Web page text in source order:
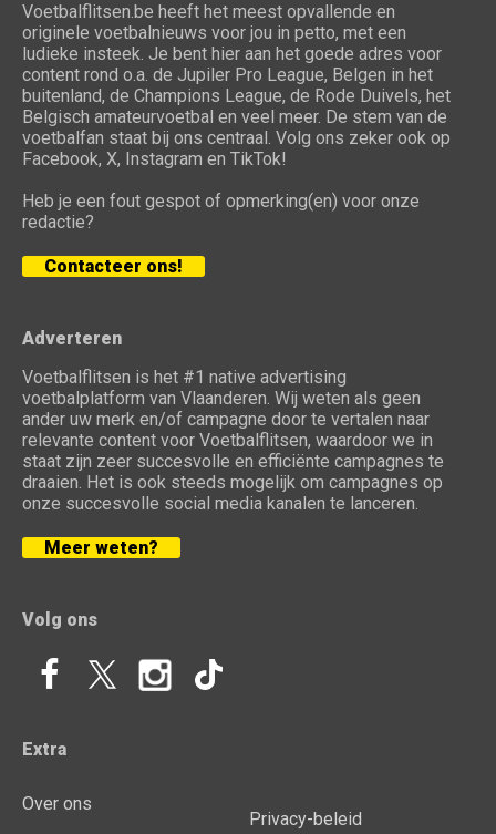
Voetbalflitsen.be heeft het meest opvallende en
originele voetbalnieuws voor jou in petto, met een
ludieke insteek. Je bent hier aan het goede adres voor
content rond o.a. de Jupiler Pro League, Belgen in het
buitenland, de Champions League, de Rode Duivels, het
Belgisch amateurvoetbal en veel meer. De stem van de
voetbalfan staat bij ons centraal. Volg ons zeker ook op
Facebook, X, Instagram en TikTok!
Heb je een fout gespot of opmerking(en) voor onze
redactie?
Contacteer ons!
Adverteren
Voetbalflitsen is het #1 native advertising
voetbalplatform van Vlaanderen. Wij weten als geen
ander uw merk en/of campagne door te vertalen naar
relevante content voor Voetbalflitsen, waardoor we in
staat zijn zeer succesvolle en efficiënte campagnes te
draaien. Het is ook steeds mogelijk om campagnes op
onze succesvolle social media kanalen te lanceren.
Meer weten?
Volg ons
Extra
Over ons
Privacy-beleid